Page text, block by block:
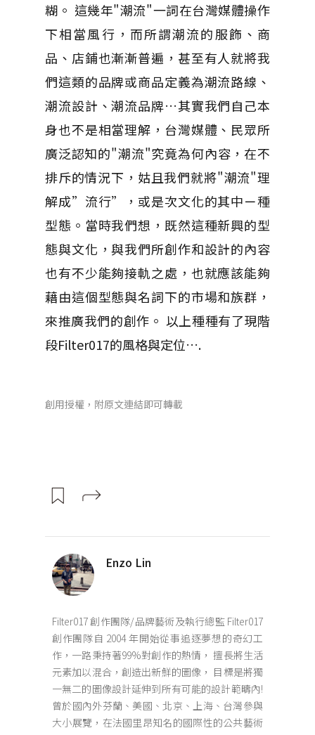
糊。 這幾年"潮流"一詞在台灣媒體操作
下相當風行，而所謂潮流的服飾、商
品、店鋪也漸漸普遍，甚至有人就將我
們這類的品牌或商品定義為潮流路線、
潮流設計、潮流品牌…其實我們自己本
身也不是相當理解，台灣媒體、民眾所
廣泛認知的"潮流"究竟為何內容，在不
排斥的情況下，姑且我們就將"潮流"理
解成”流行”，或是次文化的其中ㄧ種
型態。當時我們想，既然這種新興的型
態與文化，與我們所創作和設計的內容
也有不少能夠接軌之處，也就應該能夠
藉由這個型態與名詞下的市場和族群，
來推廣我們的創作。 以上種種有了現階
段Filter017的風格與定位….
創用授權，附原文連結即可轉載
Enzo Lin
Filter017 創作團隊/品牌藝術及執行總監 Filter017
創作團隊自 2004 年開始從事追逐夢想的奇幻工
作，一路秉持著99%對創作的熱情， 擅長將生活
元素加以混合，創造出新鮮的圖像， 目標是將獨
一無二的圖像設計延伸到所有可能的設計範疇內!
曾於國內外芬蘭、美國、北京、上海、台灣參與
大小展覽，在法國里昂知名的國際性的公共藝術